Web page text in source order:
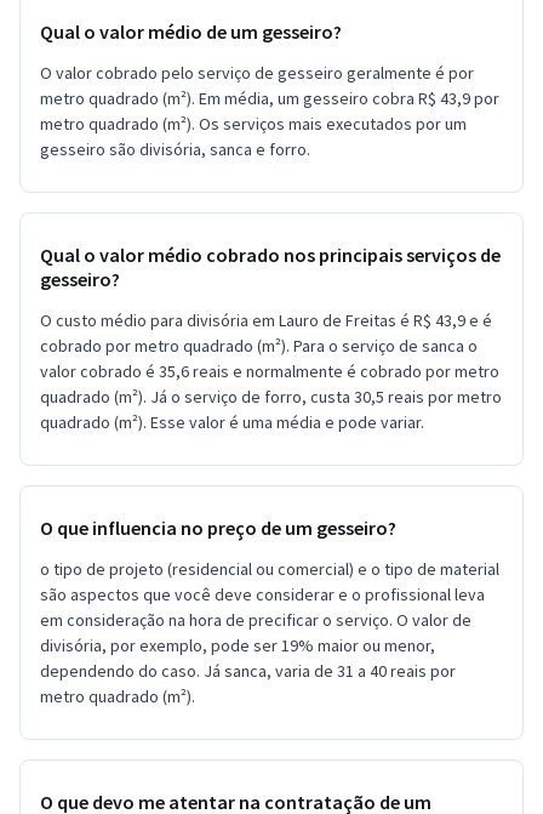
Qual o valor médio de um gesseiro?
O valor cobrado pelo serviço de gesseiro geralmente é por
metro quadrado (m²). Em média, um gesseiro cobra R$ 43,9 por
metro quadrado (m²). Os serviços mais executados por um
gesseiro são divisória, sanca e forro.
Qual o valor médio cobrado nos principais serviços de
gesseiro?
O custo médio para divisória em Lauro de Freitas é R$ 43,9 e é
cobrado por metro quadrado (m²). Para o serviço de sanca o
valor cobrado é 35,6 reais e normalmente é cobrado por metro
quadrado (m²). Já o serviço de forro, custa 30,5 reais por metro
quadrado (m²). Esse valor é uma média e pode variar.
O que influencia no preço de um gesseiro?
o tipo de projeto (residencial ou comercial) e o tipo de material
são aspectos que você deve considerar e o profissional leva
em consideração na hora de precificar o serviço. O valor de
divisória, por exemplo, pode ser 19% maior ou menor,
dependendo do caso. Já sanca, varia de 31 a 40 reais por
metro quadrado (m²).
O que devo me atentar na contratação de um